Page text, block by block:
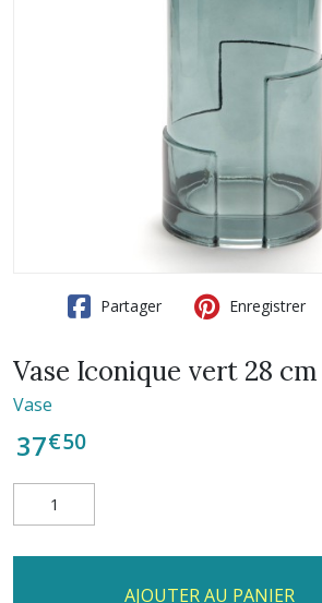
Partager Enregistrer
Vase Iconique vert 28 cm
Vase
37€50
AJOUTER AU PANIER